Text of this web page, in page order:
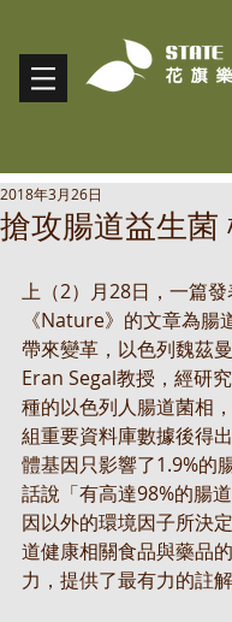
搶攻腸道益生菌
2018年3月26日
上（2）月28日，一篇發
《Nature》的文章為腸
帶來變革，以色列魏茲
Eran Segal教授，經研
種的以色列人腸道菌相
組重要資料庫數據後得
體基因只影響了1.9%的
話說「有高達98%的腸
因以外的環境因子所決
道健康相關食品與藥品
力，提供了最有力的註解